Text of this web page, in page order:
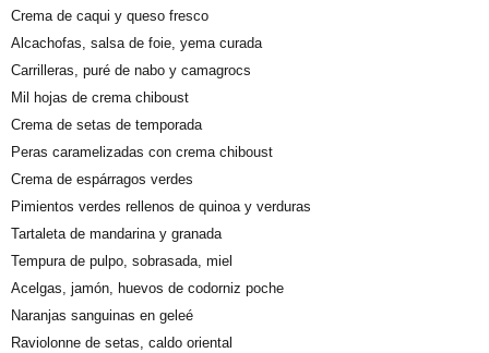
Crema de caqui y queso fresco
Alcachofas, salsa de foie, yema curada
Carrilleras, puré de nabo y camagrocs
Mil hojas de crema chiboust
Crema de setas de temporada
Peras caramelizadas con crema chiboust
Crema de espárragos verdes
Pimientos verdes rellenos de quinoa y verduras
Tartaleta de mandarina y granada
Tempura de pulpo, sobrasada, miel
Acelgas, jamón, huevos de codorniz poche
Naranjas sanguinas en geleé
Raviolonne de setas, caldo oriental